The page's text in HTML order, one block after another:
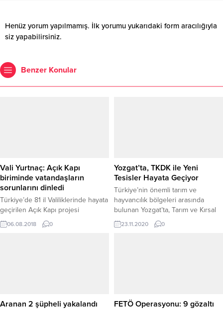
Henüz yorum yapılmamış. İlk yorumu yukarıdaki form aracılığıyla
siz yapabilirsiniz.
Benzer Konular
Vali Yurtnaç: Açık Kapı
biriminde vatandaşların
sorunlarını dinledi
Türkiye’de 81 il Valiliklerinde hayata
geçirilen Açık Kapı projesi
kapsamında; vatandaşların kamu
hizmetlerine kolay erişim sağlaması
06.08.2018 0
Yozgat’ta, TKDK ile Yeni
Tesisler Hayata Geçiyor
Türkiye’nin önemli tarım ve
hayvancılık bölgeleri arasında
bulunan Yozgat’ta, Tarım ve Kırsal
Kalkınmayı Destekleme
Kurumu’nun sağladığı desteklerle
23.11.2020 0
Aranan 2 şüpheli yakalandı FETÖ Operasyonu: 9 gözaltı